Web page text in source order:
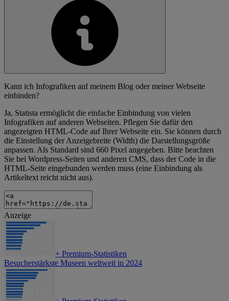
Kann ich Infografiken auf meinem Blog oder meiner Webseite
einbinden?
Ja, Statista ermöglicht die einfache Einbindung von vielen
Infografiken auf anderen Webseiten. Pflegen Sie dafür den
angezeigten HTML-Code auf Ihrer Webseite ein. Sie können durch
die Einstellung der Anzeigebreite (Width) die Darstellungsgröße
anpassen. Als Standard sind 660 Pixel angegeben. Bitte beachten
Sie bei Wordpress-Seiten und anderen CMS, dass der Code in die
HTML-Seite eingebunden werden muss (eine Einbindung als
Artikeltext reicht nicht aus).
Anzeige
+ Premium-Statistiken
Besucherstärkste Museen weltweit in 2024